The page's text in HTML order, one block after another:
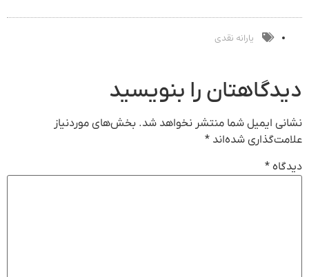
ثبت کن
بفروش*فقط
خریدار واقعی*
یک تماس
یارانه نقدی
دیدگاهتان را بنویسید
نشانی ایمیل شما منتشر نخواهد شد. بخش‌های موردنیاز
علامت‌گذاری شده‌اند *
دیدگاه *